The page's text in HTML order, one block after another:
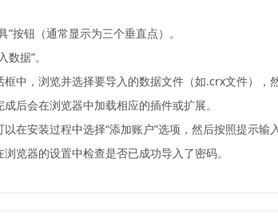
”按钮（通常显示为三个垂直点）。
据”。
中，浏览并选择要导入的数据文件（如.crx文件），然
后会在浏览器中加载相应的插件或扩展。
在安装过程中选择“添加账户”选项，然后按照提示输
览器的设置中检查是否已成功导入了密码。